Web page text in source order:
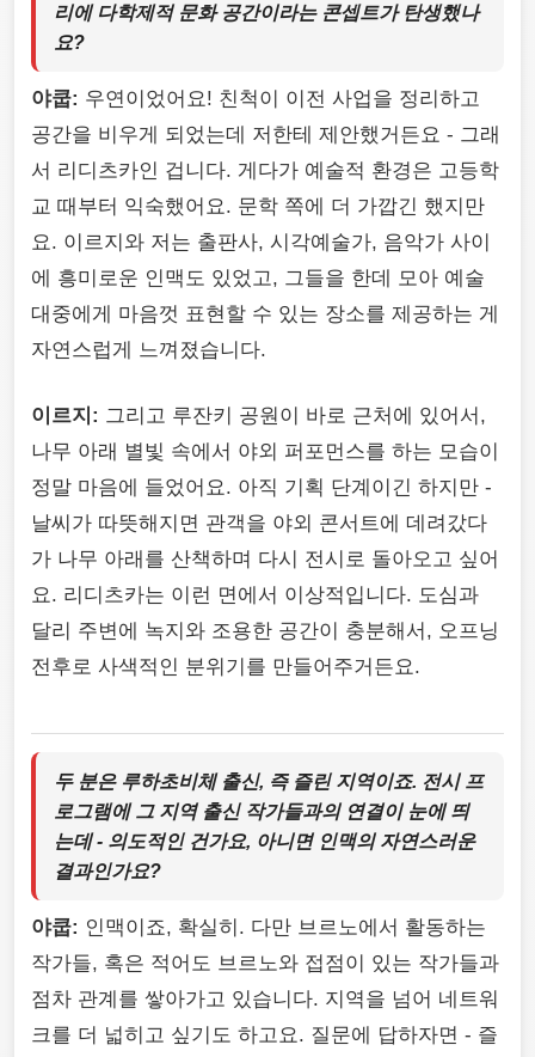
리에 다학제적 문화 공간이라는 콘셉트가 탄생했나
요?
야쿱: 우연이었어요! 친척이 이전 사업을 정리하고
공간을 비우게 되었는데 저한테 제안했거든요 - 그래
서 리디츠카인 겁니다. 게다가 예술적 환경은 고등학
교 때부터 익숙했어요. 문학 쪽에 더 가깝긴 했지만
요. 이르지와 저는 출판사, 시각예술가, 음악가 사이
에 흥미로운 인맥도 있었고, 그들을 한데 모아 예술
대중에게 마음껏 표현할 수 있는 장소를 제공하는 게
자연스럽게 느껴졌습니다.
이르지: 그리고 루잔키 공원이 바로 근처에 있어서,
나무 아래 별빛 속에서 야외 퍼포먼스를 하는 모습이
정말 마음에 들었어요. 아직 기획 단계이긴 하지만 -
날씨가 따뜻해지면 관객을 야외 콘서트에 데려갔다
가 나무 아래를 산책하며 다시 전시로 돌아오고 싶어
요. 리디츠카는 이런 면에서 이상적입니다. 도심과
달리 주변에 녹지와 조용한 공간이 충분해서, 오프닝
전후로 사색적인 분위기를 만들어주거든요.
두 분은 루하초비체 출신, 즉 즐린 지역이죠. 전시 프
로그램에 그 지역 출신 작가들과의 연결이 눈에 띄
는데 - 의도적인 건가요, 아니면 인맥의 자연스러운
결과인가요?
야쿱: 인맥이죠, 확실히. 다만 브르노에서 활동하는
작가들, 혹은 적어도 브르노와 접점이 있는 작가들과
점차 관계를 쌓아가고 있습니다. 지역을 넘어 네트워
크를 더 넓히고 싶기도 하고요. 질문에 답하자면 - 즐